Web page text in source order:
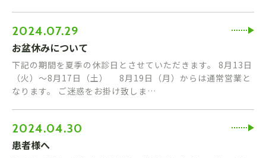
2024.07.29
お盆休みについて
下記の期間を夏季の休診日とさせていただきます。 8月13日
（火）～8月17日（土） 8月19日（月）からは通常営業と
なります。 ご迷惑をお掛け致しま…
2024.04.30
患者様へ